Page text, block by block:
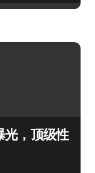
光，顶级性